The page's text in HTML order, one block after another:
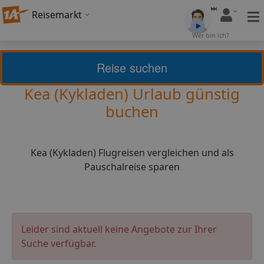
Reisemarkt
Wer bin ich?
Kea (Kykladen) Urlaub günstig
buchen
Kea (Kykladen) Flugreisen vergleichen und als
Pauschalreise sparen
Reise suchen
Leider sind aktuell keine Angebote zur Ihrer
Suche verfügbar.